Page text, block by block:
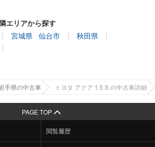
エリアから探す
宮城県 仙台市
秋田県
手県の中古車 トヨタ アクア 1.5 S の中古車詳細
PAGE TOP
閲覧履歴